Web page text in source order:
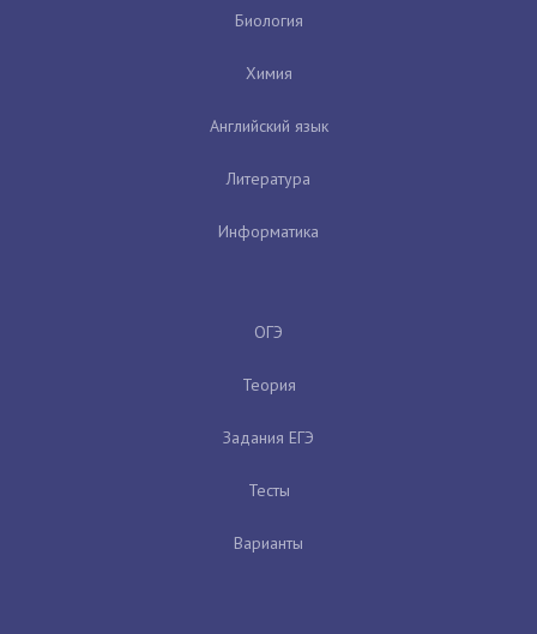
Биология
Химия
Английский язык
Литература
Информатика
ОГЭ
Теория
Задания ЕГЭ
Тесты
Варианты